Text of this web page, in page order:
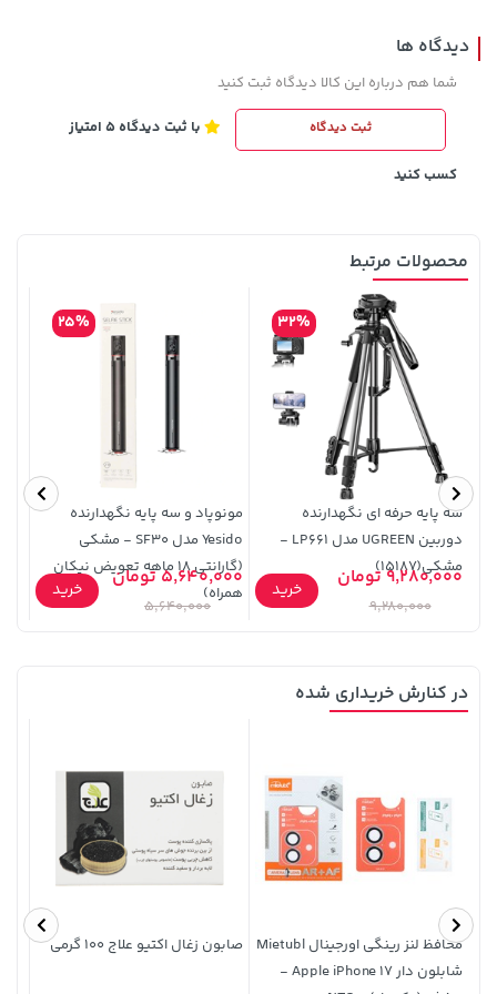
3,820,000
خرید
141,000 تومان
66,980,000 تومان
1,143,000 تومان
1,187,000
دیدگاه ها
شما هم درباره این کالا دیدگاه ثبت کنید
ثبت دیدگاه با ثبت دیدگاه 5 امتیاز
کسب کنید
محصولات مرتبط
سه پایه حرفه ای نگهدارنده
دوربین UGREEN مدل LP661 -
مشکی(15187)
32%
9,280,000 تومان
9,280,000
خرید
مونوپاد و سه پایه نگهدارنده
Yesido مدل SF30 - مشکی
(گارانتی 18 ماهه تعویض نیکان
همراه)
25%
5,640,000 تومان
5,640,000
خرید
در کنارش خریداری شده
محافظ لنز رینگی اورجینال Mietubl
شابلون دار Apple iPhone 17 -
صابون زغال اکتیو علاج 100 گرمی